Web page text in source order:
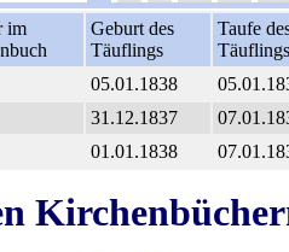
im
Geburt des
Täuflings
Taufe
Täuflings
05.01.1838
31.12.1837
01.01.1838